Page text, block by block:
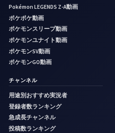
Pokémon LEGENDS Z-A動画
ポケポケ動画
ポケモンスリープ動画
ポケモンユナイト動画
ポケモンSV動画
ポケモンGO動画
チャンネル
用途別おすすめ実況者
登録者数ランキング
急成長チャンネル
投稿数ランキング